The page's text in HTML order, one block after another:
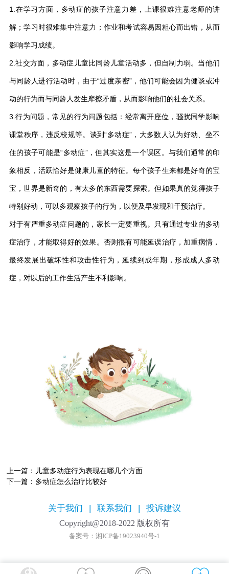
1.在学习方面，多动症的孩子注意力差，上课很难注意老师的讲
解；学习时很难集中注意力；作业和考试容易因粗心而出错，从而
影响学习成绩。
2.社交方面，多动症儿童比同龄儿童活动多，但自制力弱。当他们
与同龄人进行活动时，由于“过度亲密”，他们可能会因为健谈或冲
动的行为而与同龄人发生摩擦矛盾，从而影响他们的社会关系。
3.行为问题，常见的行为问题包括：经常离开座位，骚扰同学影响
课堂秩序，违反校规等。谈到“多动症”，大多数人认为好动、坐不
住的孩子可能是“多动症”，但其实这是一个误区。与我们通常的印
象相反，活跃恰好是健康儿童的特征。每个孩子生来都是好奇的宝
宝，世界是新奇的，有太多的东西需要探索。但如果真的觉得孩子
特别好动，可以多观察孩子的行为，以便及早发现和干预治疗。
对于有严重多动症问题的，家长一定要重视。只有通过专业的多动
症治疗，才能取得好的效果。否则很有可能延误治疗，加重病情，
最终发展出破坏性和攻击性行为，延续到成年期，形成成人多动
症，对以后的工作生活产生不利影响。
上一篇： 儿童多动症行为表现在哪几个方面
下一篇： 多动症怎么治疗比较好
关于我们 联系我们 投诉建议
Copyright@2018-2022 版权所有
备案号：湘ICP备19023940号-1